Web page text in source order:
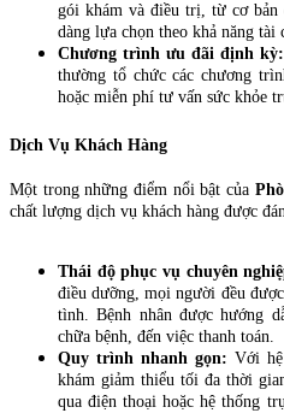
gói khám và điều trị, từ cơ bản
dàng lựa chọn theo khả năng tài
Chương trình ưu đãi định kỳ:
thường tổ chức các chương
hoặc miễn phí tư vấn sức khỏe
Dịch Vụ Khách Hàng
Một trong những điểm nổi bật của
chất lượng dịch vụ khách hàng được
Thái độ phục vụ chuyên
điều dưỡng, mọi người đều
tình. Bệnh nhân được hướng
chữa bệnh, đến việc thanh toán.
Quy trình nhanh gọn: Với
khám giảm thiểu tối đa thời
qua điện thoại hoặc hệ thống